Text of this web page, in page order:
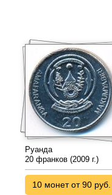
Руанда
20 франков (2009 г.)
10 монет от 90 руб.